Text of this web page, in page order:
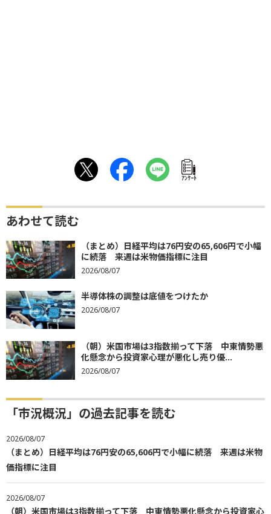
ｱﾝｹｰﾄ
あわせて読む
（まとめ）日経平均は76円安の65,606円で小幅
に続落 来週は米物価指標に注目
2026/08/07
半導体株の調整は底値をつけたか
2026/08/07
（朝）米国市場は3指数揃って下落 中東情勢悪
化懸念から投資家心理が悪化し売り優...
2026/08/07
「市況概況」の過去記事を読む
2026/08/07
（まとめ）日経平均は76円安の65,606円で小幅に続落 来週は米物
価指標に注目
2026/08/07
（朝）米国市場は3指数揃って下落 中東情勢悪化懸念から投資家心